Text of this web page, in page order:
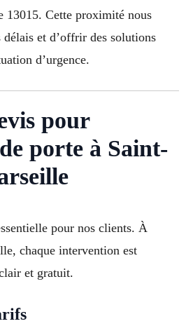
13015. Cette proximité nous
et d’offrir des solutions
d’urgence.
pour
porte à Saint-
pour nos clients. À
chaque intervention est
et gratuit.